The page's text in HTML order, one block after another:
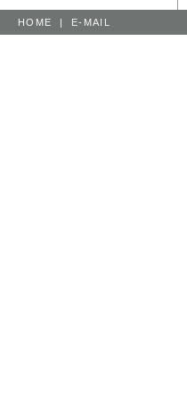
HOME | E-MAIL